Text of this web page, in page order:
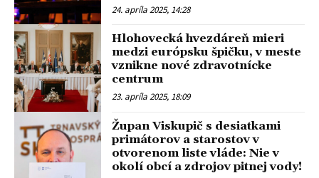
24. apríla 2025, 14:28
Hlohovecká hvezdáreň mieri
medzi európsku špičku, v meste
vznikne nové zdravotnícke
centrum
23. apríla 2025, 18:09
Župan Viskupič s desiatkami
primátorov a starostov v
otvorenom liste vláde: Nie v
okolí obcí a zdrojov pitnej vody!